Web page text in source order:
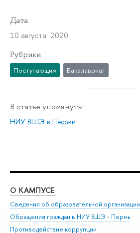
Дата
10 августа 2020
Рубрики
Поступающим Бакалавриат
В статье упомянуты
НИУ ВШЭ в Перми
О КАМПУСЕ
Сведения об образовательной организации
Обращения граждан в НИУ ВШЭ - Пермь
Противодействие коррупции